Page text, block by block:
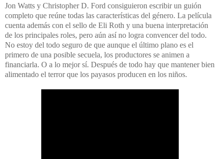
Jon Watts y Christopher D. Ford consiguieron escribir un guión
completo que reúne todas las características del género. La película
cuenta además con el sello de Eli Roth y una buena interpretación
de los principales roles, pero aún así no logra convencer del todo.
No estoy del todo seguro de que aunque el último plano es el
primero de una posible secuela, los productores se animen a
financiarla. O a lo mejor sí. Después de todo hay que mantener bien
alimentado el terror que los payasos producen en los niños.